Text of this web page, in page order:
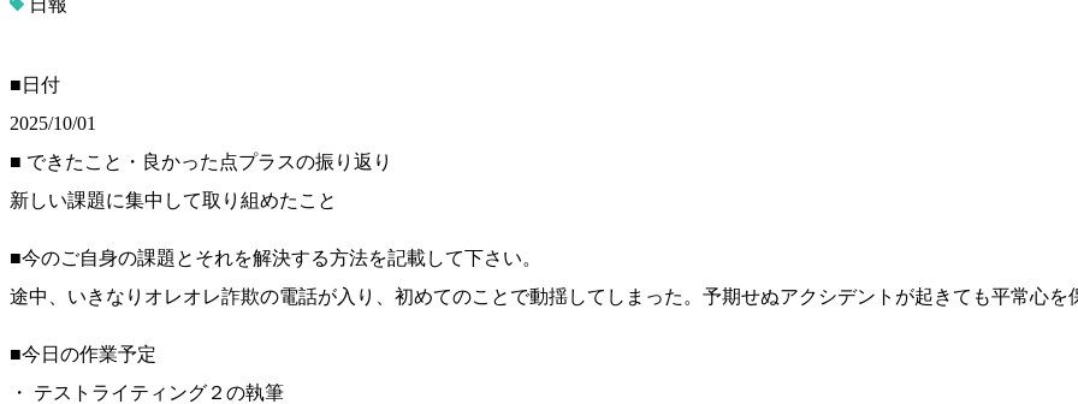
■日付
2025/10/01
■ できたこと・良かった点プラスの振り返り
新しい課題に集中して取り組めたこと
■今のご自身の課題とそれを解決する方法を記載して下さい。
途中、いきなりオレオレ詐欺の電話が入り、初めてのことで動揺してしまった。予期せぬアクシデントが起きても平常心を
■今日の作業予定
・ テストライティング２の執筆